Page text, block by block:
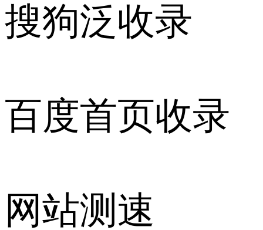
搜狗泛收录
百度首页收录
网站测速